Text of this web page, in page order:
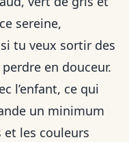
sereine,
tu veux sortir des
en douceur.
l’enfant, ce qui
un minimum
et les couleurs